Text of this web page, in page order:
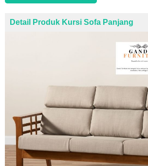
Detail Produk Kursi Sofa Panjang